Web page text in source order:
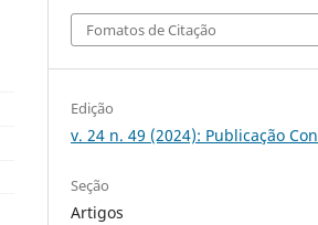
Fomatos de Citação
Edição
v. 24 n. 49 (2024): Publicação
Seção
Artigos